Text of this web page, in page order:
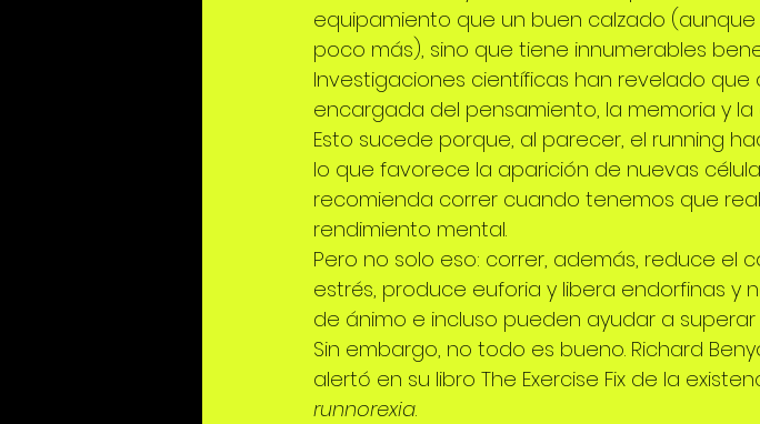
equipamiento que un buen calzado
poco más), sino que tiene innumerables
Investigaciones científicas han revelado
encargada del pensamiento, la memoria y
Esto sucede porque, al parecer, el running
lo que favorece la aparición de nuevas
recomienda correr cuando tenemos que
rendimiento mental.
Pero no solo eso: correr, además, reduce el
estrés, produce euforia y libera endorfinas y
de ánimo e incluso pueden ayudar a superar
Sin embargo, no todo es bueno. Richard
alertó en su libro The Exercise Fix de la
runnorexia.